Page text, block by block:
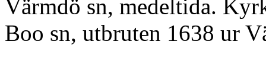
Värmdö sn, medeltida.
Boo sn, utbruten 1638 ur